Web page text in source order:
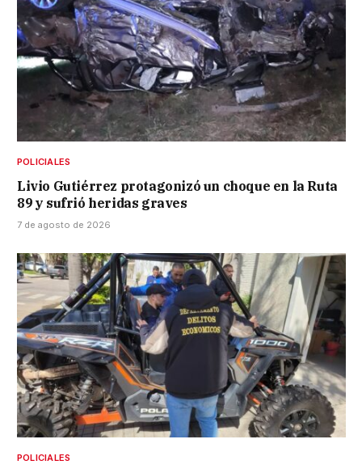
POLICIALES
Livio Gutiérrez protagonizó un choque en la Ruta
89 y sufrió heridas graves
7 de agosto de 2026
POLICIALES